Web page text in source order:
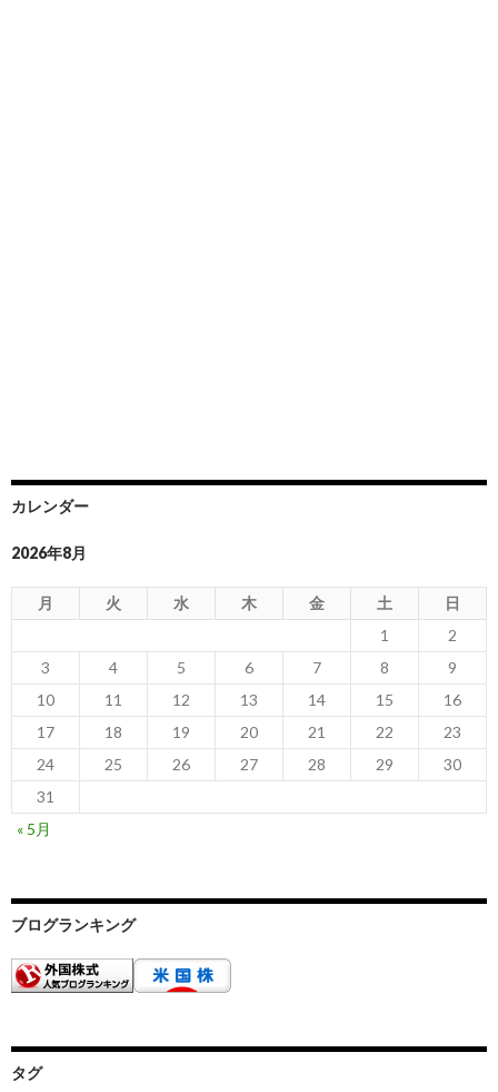
カレンダー
2026年8月
月 火 水 木 金 土
日
1
2
3
4 5 6 7 8
9
10
11 12 13 14 15
16
17
18 19 20 21 22
23
24
25 26 27 28 29
30
31
« 5月
ブログランキング
タグ